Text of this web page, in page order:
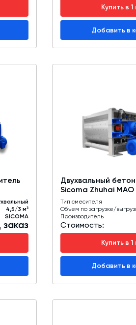
Купить в 1
Добавить в
4,5/3 м³
SICOMA
Двухвальный
Sicoma Zhuhai
Тип смесителя
Объем по загрузке/
Производитель
Стоимость:
Купить в 1
Добавить в